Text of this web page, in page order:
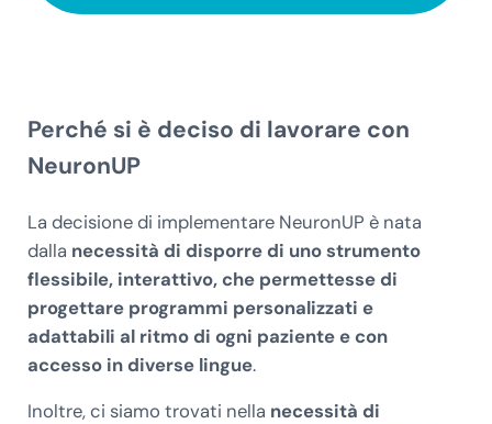
Perché si è deciso di lavorare con
NeuronUP
La decisione di implementare NeuronUP è nata
dalla necessità di disporre di uno strumento
flessibile, interattivo, che permettesse di
progettare programmi personalizzati e
adattabili al ritmo di ogni paziente e con
accesso in diverse lingue.
Inoltre, ci siamo trovati nella necessità di